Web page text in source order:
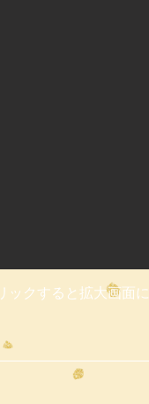
ックすると拡大